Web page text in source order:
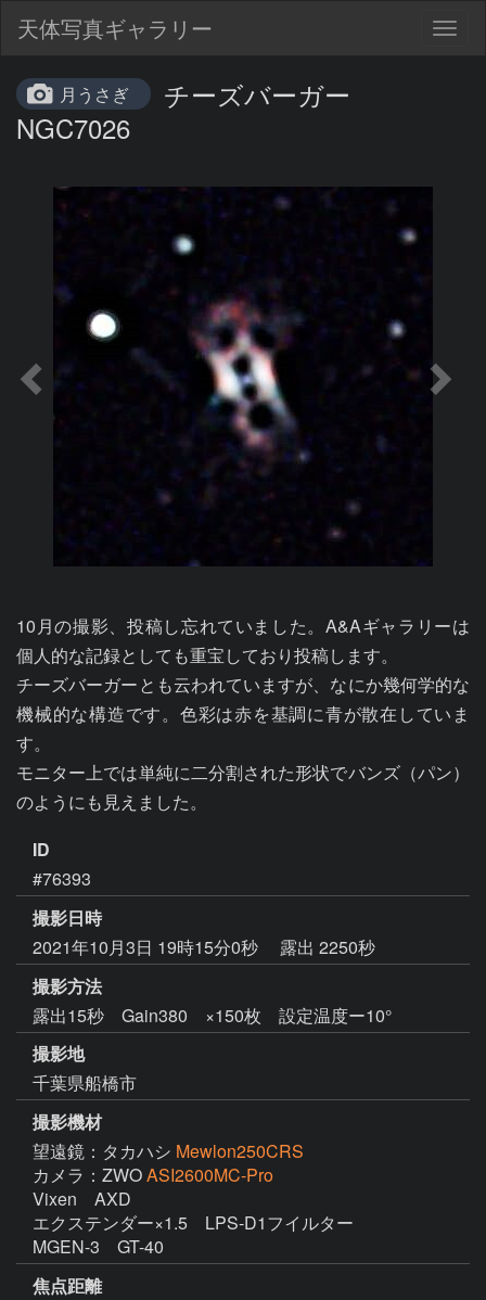
天体写真ギャラリー
月うさぎ
チーズバーガー
NGC7026
10月の撮影、投稿し忘れていました。A&Aギャラリーは
個人的な記録としても重宝しており投稿します。
チーズバーガーとも云われていますが、なにか幾何学的な
機械的な構造です。色彩は赤を基調に青が散在していま
す。
モニター上では単純に二分割された形状でバンズ（パン）
ID
#76393
撮影日時
2021年10月3日 19時15分0秒
露出 2250秒
撮影方法
露出15秒 Gain380 ×150枚 設定温度ー10°
撮影地
千葉県船橋市
撮影機材
望遠鏡：タカハシ Mewlon250CRS
カメラ：ZWOASI2600MC-Pro
Vixen　AXD
エクステンダー×1.5　LPS-D1フイルター
MGEN-3　GT-40
焦点距離